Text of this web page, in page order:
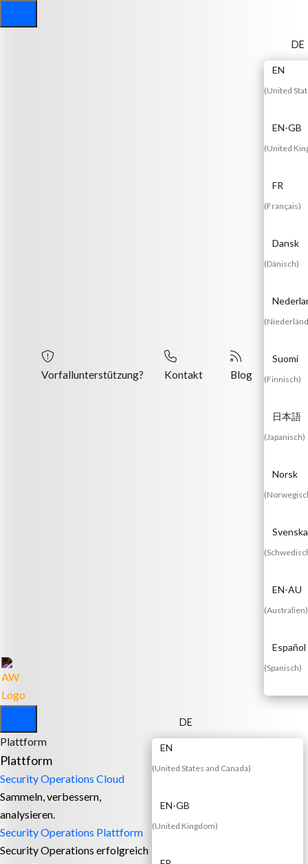
Vorfallunterstützung? Kontakt Blog
DE
EN
(United
EN-GB
(United
FR
(Français)
Dansk
(Dänisch)
(
Suomi
(Finnisch)
日本語
(Japanisch)
Norsk
(
Svenska
(
EN-AU
(Australien)
Español
(Spanisch)
DE
EN
(United States and Canada)
EN-GB
(United Kingdom)
Plattform
Plattform
Security Operations Cloud
Sammeln, verbessern,
analysieren.
Security Operations Plattform
Security Operations erfolgreich